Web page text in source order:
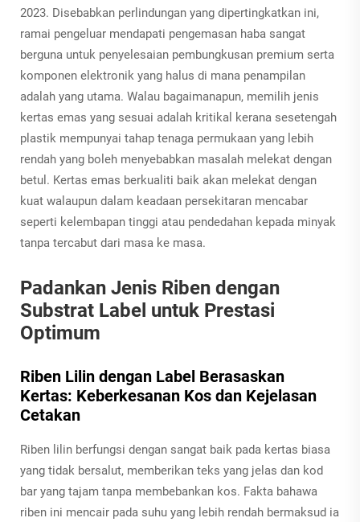
2023. Disebabkan perlindungan yang dipertingkatkan ini,
ramai pengeluar mendapati pengemasan haba sangat
berguna untuk penyelesaian pembungkusan premium serta
komponen elektronik yang halus di mana penampilan
adalah yang utama. Walau bagaimanapun, memilih jenis
kertas emas yang sesuai adalah kritikal kerana sesetengah
plastik mempunyai tahap tenaga permukaan yang lebih
rendah yang boleh menyebabkan masalah melekat dengan
betul. Kertas emas berkualiti baik akan melekat dengan
kuat walaupun dalam keadaan persekitaran mencabar
seperti kelembapan tinggi atau pendedahan kepada minyak
tanpa tercabut dari masa ke masa.
Padankan Jenis Riben dengan
Substrat Label untuk Prestasi
Optimum
Riben Lilin dengan Label Berasaskan
Kertas: Keberkesanan Kos dan Kejelasan
Cetakan
Riben lilin berfungsi dengan sangat baik pada kertas biasa
yang tidak bersalut, memberikan teks yang jelas dan kod
bar yang tajam tanpa membebankan kos. Fakta bahawa
riben ini mencair pada suhu yang lebih rendah bermaksud ia